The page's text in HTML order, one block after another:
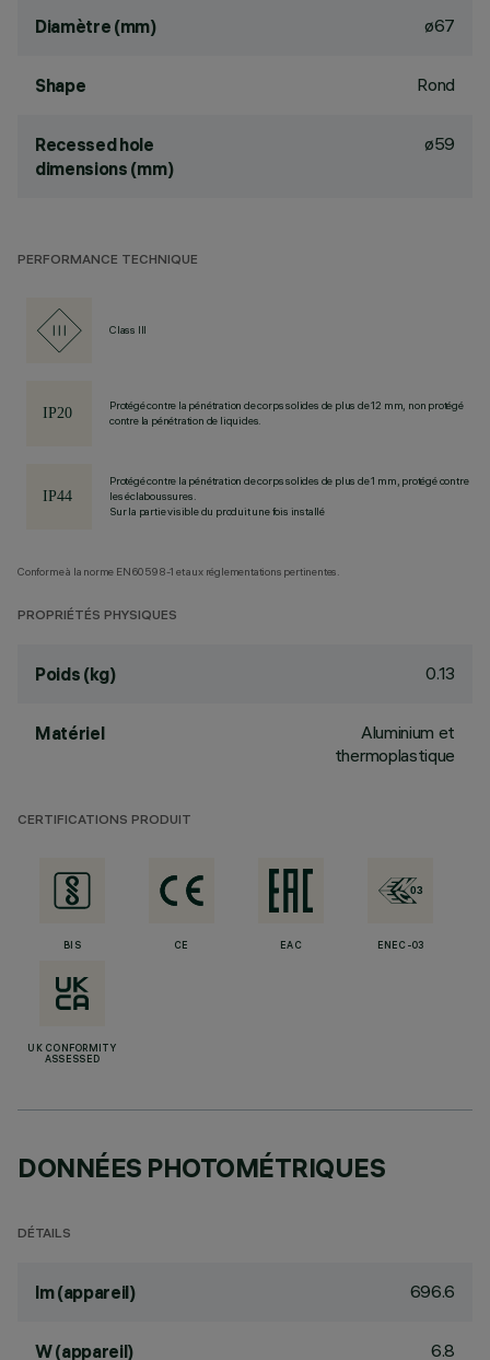
Diamètre (mm) ø67
Shape Rond
Recessed hole
dimensions (mm)
ø59
PERFORMANCE TECHNIQUE
Class III
Protégé contre la pénétration de corps solides de plus de 12 mm, non protégé
contre la pénétration de liquides.
Protégé contre la pénétration de corps solides de plus de 1 mm, protégé contre
les éclaboussures.
Sur la partie visible du produit une fois installé
Conforme à la norme EN60598-1 et aux réglementations pertinentes.
PROPRIÉTÉS PHYSIQUES
Poids (kg) 0.13
Matériel
Aluminium et
thermoplastique
CERTIFICATIONS PRODUIT
BIS CE EAC ENEC-03
UK CONFORMITY
ASSESSED
DONNÉES PHOTOMÉTRIQUES
DÉTAILS
lm (appareil) 696.6
W (appareil) 6.8